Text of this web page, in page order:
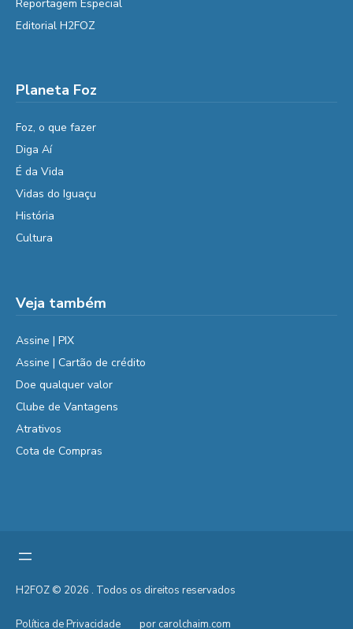
Reportagem Especial
Editorial H2FOZ
Planeta Foz
Foz, o que fazer
Diga Aí
É da Vida
Vidas do Iguaçu
História
Cultura
Veja também
Assine | PIX
Assine | Cartão de crédito
Doe qualquer valor
Clube de Vantagens
Atrativos
Cota de Compras
H2FOZ © 2026 . Todos os direitos reservados
Política de Privacidade por carolchaim.com